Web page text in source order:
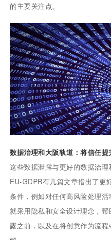
的主要关注点。
数据治理和大阪轨道：将信任
这些数据泄露与更好的数据治理
EU-GDPR有几篇文章指出了更
条件，例如对任何高风险处理
就采用隐私和安全设计理念，
露之前，以及在将创意作为流